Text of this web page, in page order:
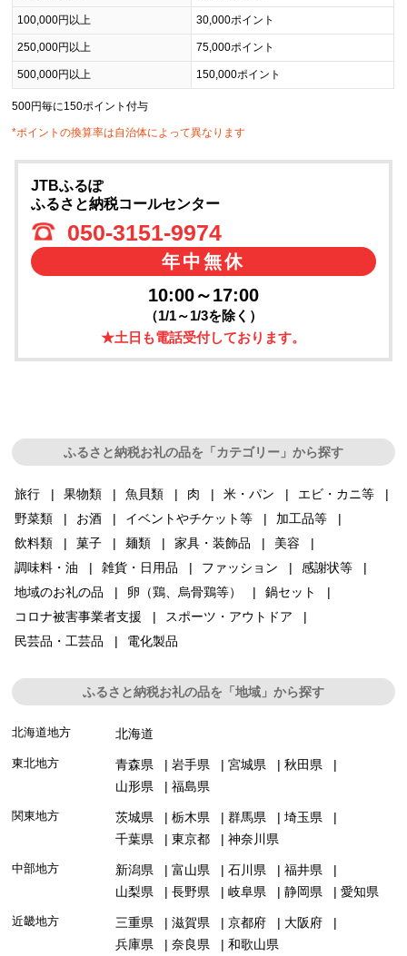
100,000円以上 30,000ポイント
250,000円以上 75,000ポイント
500,000円以上 150,000ポイント
500円毎に150ポイント付与
*ポイントの換算率は自治体によって異なります
JTBふるぽ
ふるさと納税コールセンター
050-3151-9974
年中無休
10:00～17:00
（1/1～1/3を除く）
★土日も電話受付しております。
ふるさと納税お礼の品を「カテゴリー」から探す
旅行 果物類 魚貝類 肉 米・パン
エビ・カニ等
野菜類
お酒 イベントやチケット等
加工品等
飲料類
菓子 麺類 家具・装飾品
美容
調味料・油
雑貨・日用品 ファッション
感謝状等
地域のお礼の品
卵（鶏、烏骨鶏等）
鍋セット
コロナ被害事業者支援
スポーツ・アウトドア
民芸品・工芸品
電化製品
ふるさと納税お礼の品を「地域」から探す
北海道地方 北海道
東北地方 青森県 岩手県 宮城県
秋田県
山形県
福島県
関東地方 茨城県 栃木県 群馬県
埼玉県
千葉県
東京都 神奈川県
中部地方 新潟県 富山県 石川県
福井県
山梨県
長野県 岐阜県 静岡県 愛知県
近畿地方 三重県 滋賀県 京都府
大阪府
兵庫県
奈良県 和歌山県